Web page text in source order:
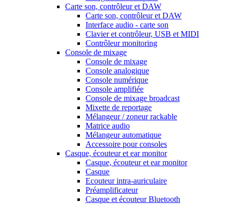
Carte son, contrôleur et DAW
Carte son, contrôleur et DAW
Interface audio - carte son
Clavier et contrôleur, USB et MIDI
Contrôleur monitoring
Console de mixage
Console de mixage
Console analogique
Console numérique
Console amplifiée
Console de mixage broadcast
Mixette de reportage
Mélangeur / zoneur rackable
Matrice audio
Mélangeur automatique
Accessoire pour consoles
Casque, écouteur et ear monitor
Casque, écouteur et ear monitor
Casque
Ecouteur intra-auriculaire
Préamplificateur
Casque et écouteur Bluetooth